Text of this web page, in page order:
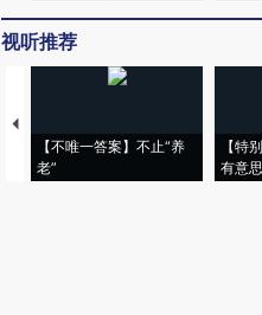
视听推荐
【不唯一答案】不止“养
老”
【特
有意